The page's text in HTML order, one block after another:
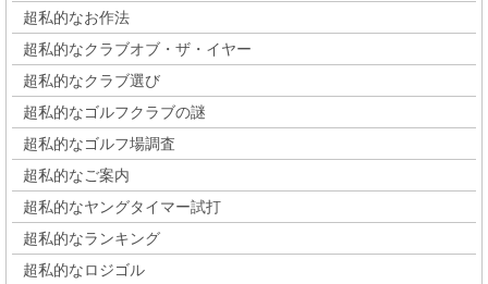
超私的なお作法
超私的なクラブオブ・ザ・イヤー
超私的なクラブ選び
超私的なゴルフクラブの謎
超私的なゴルフ場調査
超私的なご案内
超私的なヤングタイマー試打
超私的なランキング
超私的なロジゴル